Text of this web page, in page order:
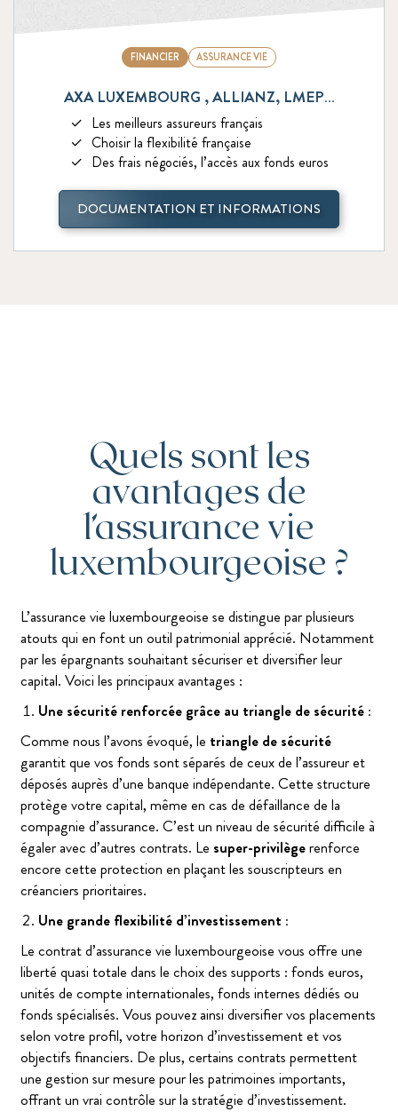
FINANCIER ASSURANCE VIE
AXA LUXEMBOURG , ALLIANZ, LMEP…
Les meilleurs assureurs français
Choisir la flexibilité française
Des frais négociés, l’accès aux fonds euros
DOCUMENTATION ET INFORMATIONS
Quels sont les
avantages de
l’assurance vie
luxembourgeoise ?
L’assurance vie luxembourgeoise se distingue par plusieurs
atouts qui en font un outil patrimonial apprécié. Notamment
par les épargnants souhaitant sécuriser et diversifier leur
capital. Voici les principaux avantages :
Une sécurité renforcée grâce au triangle de sécurité :
Comme nous l’avons évoqué, le triangle de sécurité
garantit que vos fonds sont séparés de ceux de l’assureur et
déposés auprès d’une banque indépendante. Cette structure
protège votre capital, même en cas de défaillance de la
compagnie d’assurance. C’est un niveau de sécurité difficile à
égaler avec d’autres contrats. Le super-privilègerenforce
encore cette protection en plaçant les souscripteurs en
créanciers prioritaires.
Une grande flexibilité d’investissement :
Le contrat d’assurance vie luxembourgeoise vous offre une
liberté quasi totale dans le choix des supports : fonds euros,
unités de compte internationales, fonds internes dédiés ou
fonds spécialisés. Vous pouvez ainsi diversifier vos placements
selon votre profil, votre horizon d’investissement et vos
objectifs financiers. De plus, certains contrats permettent
une gestion sur mesure pour les patrimoines importants,
offrant un vrai contrôle sur la stratégie d’investissement.